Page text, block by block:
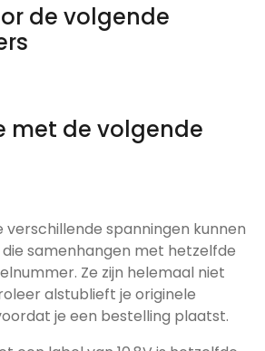
de volgende
met de volgende
spanningen kunnen
die samenhangen met hetzelfde
Ze zijn helemaal niet
alstublieft je originele
je een bestelling plaatst.